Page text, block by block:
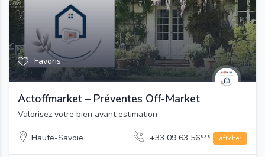
Favoris
Actoffmarket – Préventes Off-Market
Valorisez votre bien avant estimation
Haute-Savoie +33 09 63 56*** afficher